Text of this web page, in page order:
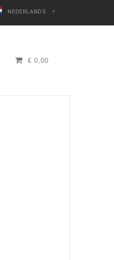
NEDERLANDS ▼
€ 0,00